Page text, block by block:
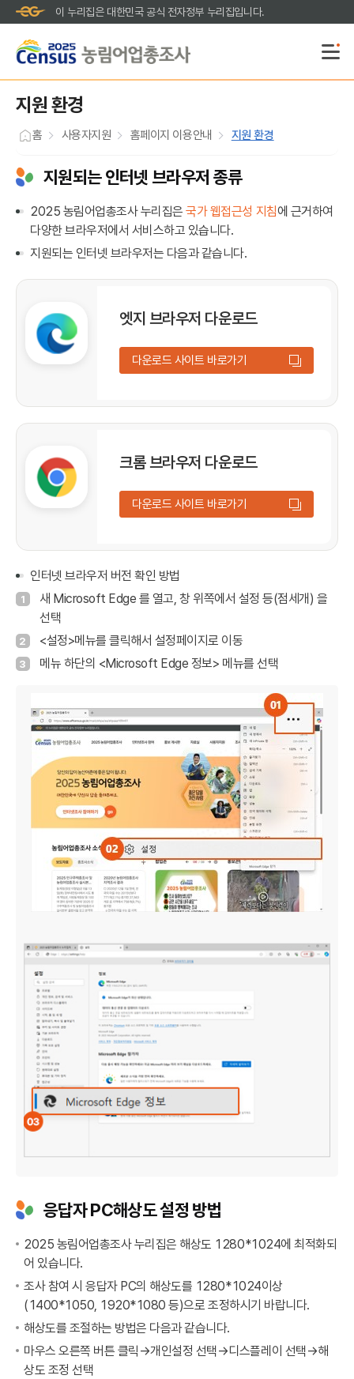
이 누리집은 대한민국 공식 전자정부 누리집입니다.
지원 환경
홈 사용자지원 홈페이지 이용안내 지원 환경
지원되는 인터넷 브라우저 종류
2025 농림어업총조사 누리집은국가 웹접근성 지침에 근거하여
다양한 브라우저에서 서비스하고 있습니다.
지원되는 인터넷 브라우저는 다음과 같습니다.
엣지 브라우저 다운로드
다운로드 사이트 바로가기
크롬 브라우저 다운로드
다운로드 사이트 바로가기
인터넷 브라우저 버전 확인 방법
1
새 Microsoft Edge 를 열고, 창 위쪽에서 설정 등(점세개) 을
선택
2 <설정>메뉴를 클릭해서 설정페이지로 이동
3 메뉴 하단의 <Microsoft Edge 정보> 메뉴를 선택
응답자 PC해상도 설정 방법
2025 농림어업총조사 누리집은 해상도 1280*1024에 최적화되
어 있습니다.
조사 참여 시 응답자 PC의 해상도를 1280*1024이상
(1400*1050, 1920*1080 등)으로 조정하시기 바랍니다.
해상도를 조절하는 방법은 다음과 같습니다.
마우스 오른쪽 버튼 클릭→개인설정 선택→디스플레이 선택→해
상도 조정 선택